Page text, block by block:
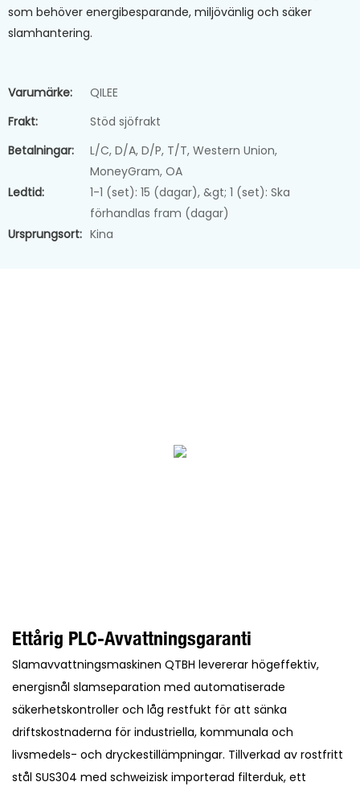
som behöver energibesparande, miljövänlig och säker
slamhantering.
Varumärke:
QILEE
Frakt:
Stöd sjöfrakt
Betalningar:
L/C, D/A, D/P, T/T, Western Union,
MoneyGram, OA
Ledtid:
1-1 (set): 15 (dagar), &gt; 1 (set): Ska
förhandlas fram (dagar)
Ursprungsort: Kina
Ettårig PLC-Avvattningsgaranti
Slamavvattningsmaskinen QTBH levererar högeffektiv,
energisnål slamseparation med automatiserade
säkerhetskontroller och låg restfukt för att sänka
driftskostnaderna för industriella, kommunala och
livsmedels- och dryckestillämpningar. Tillverkad av rostfritt
stål SUS304 med schweizisk importerad filterduk, ett